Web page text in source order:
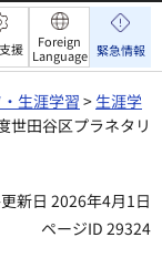
援
Foreign
Language 緊急情報
生涯学習 > 生涯学
世田谷区プラネタリ
新日 2026年4月1日
ページID 29324